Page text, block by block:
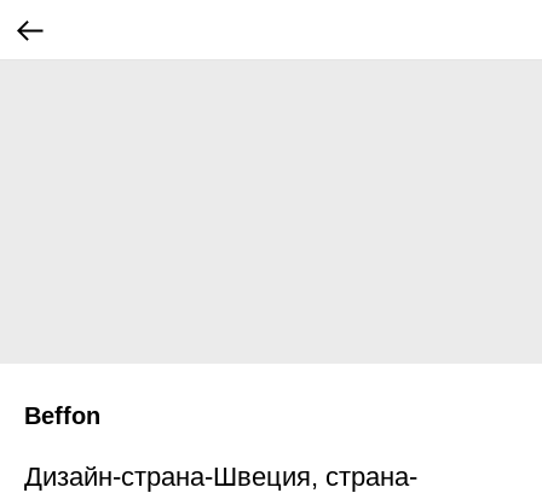
Beffon
Дизайн-страна-Швеция, страна-